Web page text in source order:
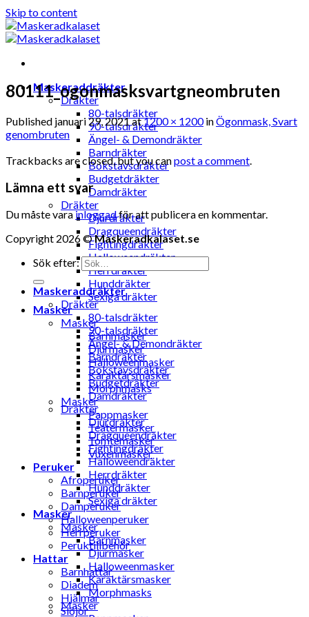
Skip to content
Maskeraddräkter
Dräkter
80-talsdräkter
90-talsdräkter
Ängel- & Demondräkter
Barndräkter
Bokstavsdräkter
Budgetdräkter
Damdräkter
Dräkter
Djurdräkter
Dragqueendräkter
Fightingdräkter
Halloweendräkter
Herrdräkter
Hunddräkter
Sexiga dräkter
Masker
Masker
Barnmasker
Djurmasker
Halloweenmasker
Karaktärsmasker
Morphmasks
Masker
Pappmasker
Teatermasker
Tomtemasker
Vuxenmasker
Peruker
Afroperuker
Barnperuker
Damperuker
Halloweenperuker
Herrperuker
Peruktillbehör
Hattar
Barnhattar
Diadem
Hjälmar
Slöjor
80111_ogonmasksvartgneombruten
Published januari 29, 2021at1200 × 1200inÖgonmask, Svart
genombruten
Trackbacks are closed, but you canpost a comment.
Lämna ett svar
Du måste varainloggadför att publicera en kommentar.
Copyright 2026 ©Maskeradkalaset.se
Sök efter:
Maskeraddräkter
Dräkter
80-talsdräkter
90-talsdräkter
Ängel- & Demondräkter
Barndräkter
Bokstavsdräkter
Budgetdräkter
Damdräkter
Dräkter
Djurdräkter
Dragqueendräkter
Fightingdräkter
Halloweendräkter
Herrdräkter
Hunddräkter
Sexiga dräkter
Masker
Masker
Barnmasker
Djurmasker
Halloweenmasker
Karaktärsmasker
Morphmasks
Masker